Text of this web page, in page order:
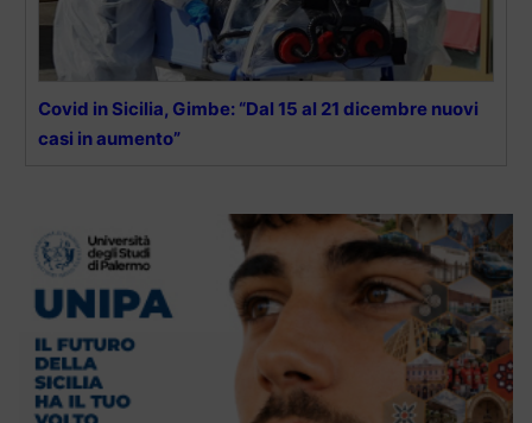
Covid in Sicilia, Gimbe: “Dal 15 al 21 dicembre nuovi
casi in aumento”